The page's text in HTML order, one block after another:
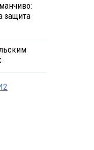
защита